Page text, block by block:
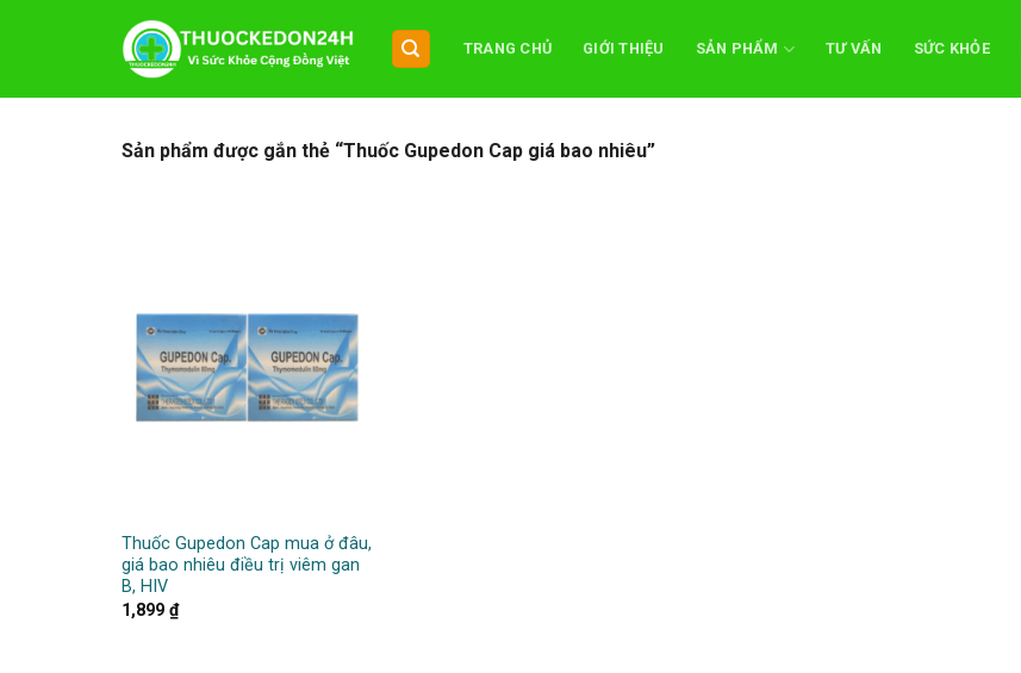
dung
TRANG CHỦ GIỚI THIỆU SẢN PHẨM TƯ VẤN SỨC KHỎE
Sản phẩm được gắn thẻ “Thuốc Gupedon Cap giá bao nhiêu”
Thuốc Gupedon Cap mua ở đâu,
giá bao nhiêu điều trị viêm gan
B, HIV
1,899 ₫